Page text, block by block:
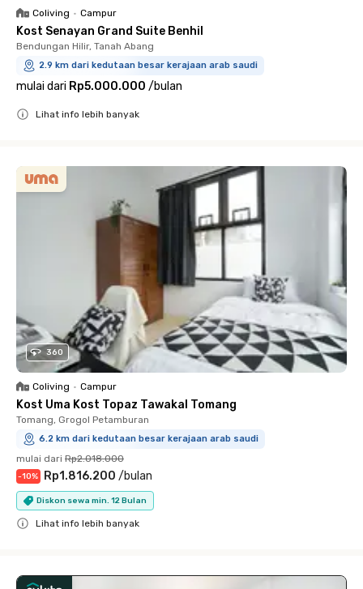
Coliving • Campur
Kost Senayan Grand Suite Benhil
Bendungan Hilir, Tanah Abang
2.9 km dari kedutaan besar kerajaan arab saudi
mulai dari Rp5.000.000 /bulan
Lihat info lebih banyak
360
Coliving • Campur
Kost Uma Kost Topaz Tawakal Tomang
Tomang, Grogol Petamburan
6.2 km dari kedutaan besar kerajaan arab saudi
mulai dari Rp2.018.000
-10% Rp1.816.200 /bulan
Diskon sewa min. 12 Bulan
Lihat info lebih banyak